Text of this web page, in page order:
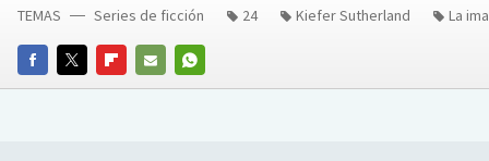
FACEBOOKTWITTERFLIPBOARD
E-
WHATSAPP
TEMAS Series de ficción 24 Kiefer Sutherland La